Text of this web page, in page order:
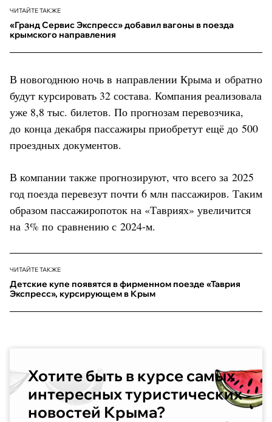
ЧИТАЙТЕ ТАКЖЕ
«Гранд Сервис Экспресс» добавил вагоны в поезда
крымского направления
В новогоднюю ночь в направлении Крыма и обратно
будут курсировать 32 состава. Компания реализовала
уже 8,8 тыс. билетов. По прогнозам перевозчика,
до конца декабря пассажиры приобретут ещё до 500
проездных документов.
В компании также прогнозируют, что всего за 2025
год поезда перевезут почти 6 млн пассажиров. Таким
образом пассажиропоток на «Тавриях» увеличится
на 3% по сравнению с 2024-м.
ЧИТАЙТЕ ТАКЖЕ
Детские купе появятся в фирменном поезде «Таврия
Экспресс», курсирующем в Крым
Хотите быть в курсе самых
интересных туристических
новостей Крыма?